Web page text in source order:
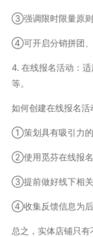
③强调限时限量原则
④可开启分销拼团、
4. 在线报名活动：
等。
如何创建在线报名活
①策划具有吸引力的
②使用觅芬在线报名
③提前做好线下相关
④收集反馈信息为后
总之，实体店铺只